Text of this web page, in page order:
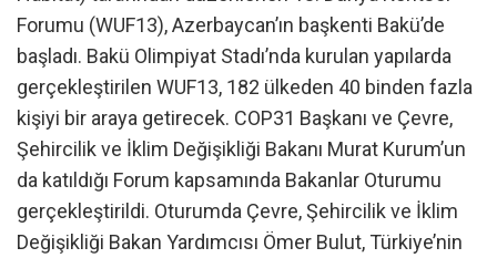
Forumu (WUF13), Azerbaycan’ın başkenti Bakü’de
başladı. Bakü Olimpiyat Stadı’nda kurulan yapılarda
gerçekleştirilen WUF13, 182 ülkeden 40 binden fazla
kişiyi bir araya getirecek. COP31 Başkanı ve Çevre,
Şehircilik ve İklim Değişikliği Bakanı Murat Kurum’un
da katıldığı Forum kapsamında Bakanlar Oturumu
gerçekleştirildi. Oturumda Çevre, Şehircilik ve İklim
Değişikliği Bakan Yardımcısı Ömer Bulut, Türkiye’nin